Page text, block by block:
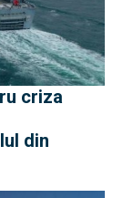
criza
din